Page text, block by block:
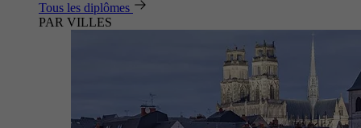
Tous les diplômes
PAR VILLES